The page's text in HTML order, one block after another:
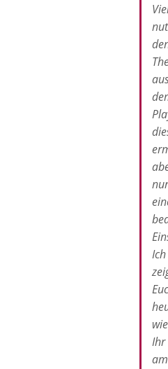
nur
Ich
wie
Ihr
am